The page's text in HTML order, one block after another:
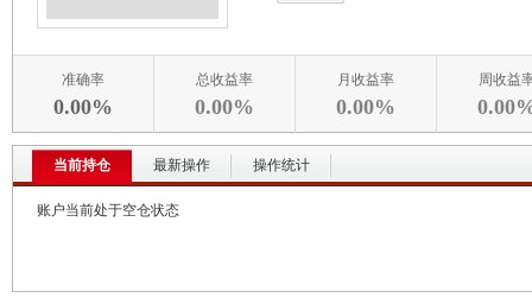
准确率
0.00%
总收益率
0.00%
月收益率
0.00%
周收益
当前持仓 最新操作 操作统计
账户当前处于空仓状态